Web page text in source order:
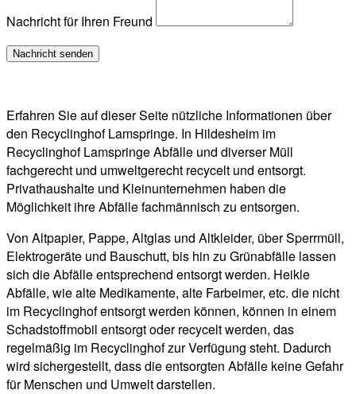
Nachricht für Ihren Freund
Erfahren Sie auf dieser Seite nützliche Informationen über
den Recyclinghof Lamspringe. In Hildesheim im
Recyclinghof Lamspringe Abfälle und diverser Müll
fachgerecht und umweltgerecht recycelt und entsorgt.
Privathaushalte und Kleinunternehmen haben die
Möglichkeit ihre Abfälle fachmännisch zu entsorgen.
Von Altpapier, Pappe, Altglas und Altkleider, über Sperrmüll,
Elektrogeräte und Bauschutt, bis hin zu Grünabfälle lassen
sich die Abfälle entsprechend entsorgt werden. Heikle
Abfälle, wie alte Medikamente, alte Farbeimer, etc. die nicht
im Recyclinghof entsorgt werden können, können in einem
Schadstoffmobil entsorgt oder recycelt werden, das
regelmäßig im Recyclinghof zur Verfügung steht. Dadurch
wird sichergestellt, dass die entsorgten Abfälle keine Gefahr
für Menschen und Umwelt darstellen.